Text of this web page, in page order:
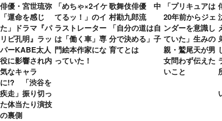
俳優・宮世琉弥
「運命を感じ
た」ドラマ『パ
リピ孔明』ラッ
パーKABE太人
役に影響され内
気なキャラ
に!? 「渋谷を
疾走」振り切っ
た体当たり演技
の裏側
「めちゃ×2イケ
てるッ！」のイ
ラストレーター
は「働く車」専
門絵本作家にな
っていた！
歌舞伎俳優 中
村勘九郎流
「自分の道は自
分で決める」子
育てとは
「プリキュアは
20年前からジェ
ンダーを意識し
ていた」生みの
親・鷲尾天が男
女問わず伝えた
いこと